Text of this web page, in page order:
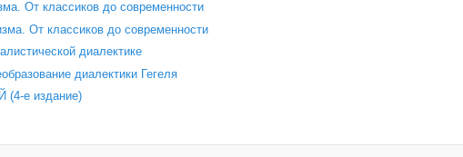
От классиков до современности
От классиков до современности
диалектике
диалектики Гегеля
е издание)